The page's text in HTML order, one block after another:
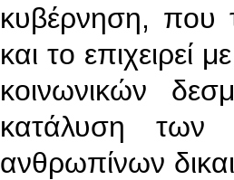
κυβέρνηση, που
και το επιχειρεί
κοινωνικών
κατάλυση των
ανθρωπίνων